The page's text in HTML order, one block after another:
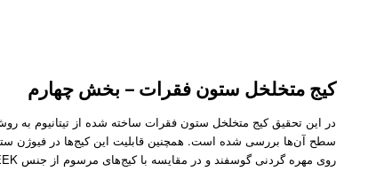
کیج متخلخل ستون فقرات – بخش چهارم
در این تحقیق کیج متخلخل ستون فقرات ساخته شده از تیتانیوم به
سطح آن‌ها بررسی شده است. همچنین قابلیت‌ این کیج‌ها در فیوژن
روی مهره گردنی گوسفند و در مقایسه با کیج‌های مرسوم از جنس PEEK مورد مطالعه قرار گرفته است.